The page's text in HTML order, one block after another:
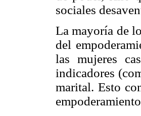
sociales
La mayoría de
del
las mujeres
indicadores
marital. Esto